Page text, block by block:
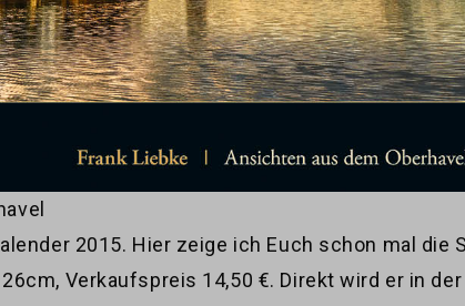
2015. Hier zeige ich Euch schon mal die
Verkaufspreis 14,50 €. Direkt wird er in